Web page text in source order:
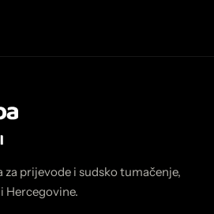
prijevode i sudsko tumačenje,
Hercegovine.